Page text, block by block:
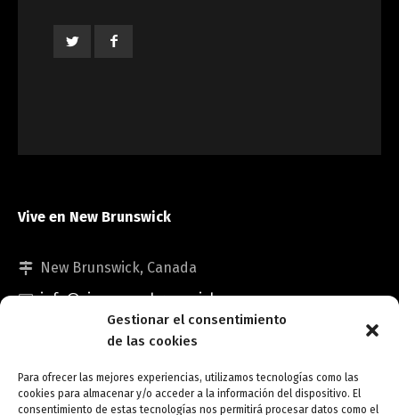
Gestionar el consentimiento
de las cookies
Para ofrecer las mejores experiencias, utilizamos tecnologías como las
cookies para almacenar y/o acceder a la información del dispositivo. El
consentimiento de estas tecnologías nos permitirá procesar datos como el
Vive en New Brunswick
New Brunswick, Canada
info@viveennewbrunswick.com